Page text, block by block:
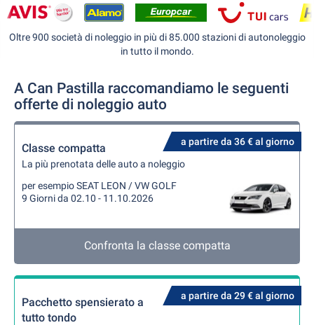
Oltre 900 società di noleggio in più di 85.000 stazioni di autonoleggio
in tutto il mondo.
A Can Pastilla raccomandiamo le seguenti
offerte di noleggio auto
a partire da 36 € al giorno
Classe compatta
La più prenotata delle auto a noleggio
per esempio SEAT LEON / VW GOLF
9 Giorni da 02.10 - 11.10.2026
Confronta la classe compatta
a partire da 29 € al giorno
Pacchetto spensierato a
tutto tondo